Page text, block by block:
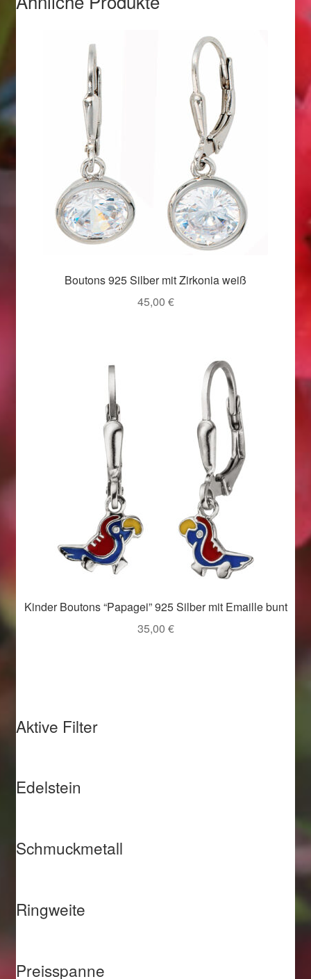
Valentinstag Geschenke
Vertrag widerrufen
Weihnachtsangebote 2015
Weihnachtsangebote 2016
Weihnachtsangebote 2018
Weihnachtsangebote 2020
Weihnachtsangebote 2021
Woocommerce Predictive Search
Boutons 925 Silber mit Zirkonia weiß
45,00 €
Kinder Boutons “Papagei” 925 Silber mit Emaille bunt
35,00 €
Aktive Filter
Edelstein
Schmuckmetall
Ringweite
Preisspanne